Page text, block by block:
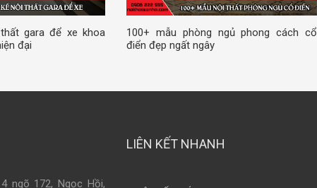
gara để xe khoa
đại
100+ mẫu phòng ngủ phong cách cổ
điển đẹp ngất ngây
ngõ 172, Ngọc Hồi,
LIÊN KẾT NHANH